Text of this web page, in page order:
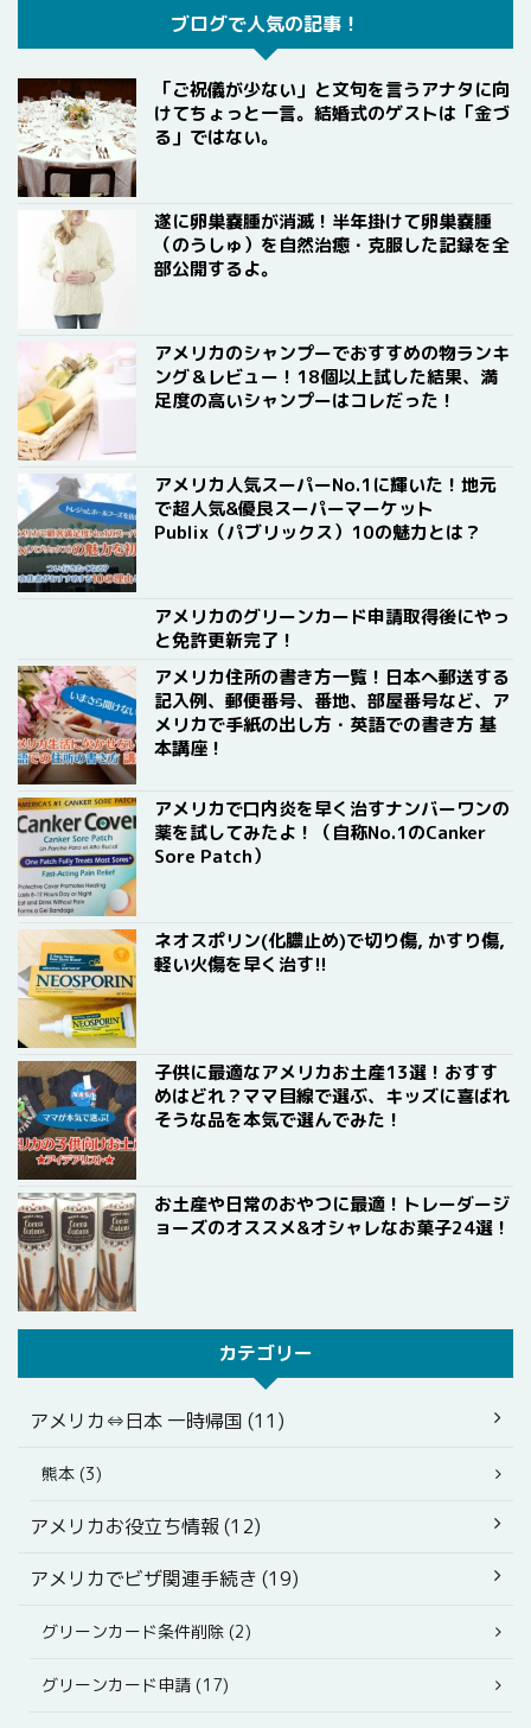
ブログで人気の記事！
「ご祝儀が少ない」と文句を言うアナタに向
けてちょっと一言。結婚式のゲストは「金づ
る」ではない。
遂に卵巣嚢腫が消滅！半年掛けて卵巣嚢腫
（のうしゅ）を自然治癒・克服した記録を全
部公開するよ。
アメリカのシャンプーでおすすめの物ランキ
ング＆レビュー！18個以上試した結果、満
足度の高いシャンプーはコレだった！
アメリカ人気スーパーNo.1に輝いた！地元
で超人気&優良スーパーマーケット
Publix（パブリックス）10の魅力とは？
アメリカのグリーンカード申請取得後にやっ
と免許更新完了！
アメリカ住所の書き方一覧！日本へ郵送する
記入例、郵便番号、番地、部屋番号など、ア
メリカで手紙の出し方・英語での書き方 基
本講座！
アメリカで口内炎を早く治すナンバーワンの
薬を試してみたよ！（自称No.1のCanker
Sore Patch）
ネオスポリン(化膿止め)で切り傷, かすり傷,
軽い火傷を早く治す!!
子供に最適なアメリカお土産13選！おすす
めはどれ？ママ目線で選ぶ、キッズに喜ばれ
そうな品を本気で選んでみた！
お土産や日常のおやつに最適！トレーダージ
ョーズのオススメ&オシャレなお菓子24選！
カテゴリー
アメリカ⇔日本 一時帰国 (11)
熊本 (3)
アメリカお役立ち情報 (12)
アメリカでビザ関連手続き (19)
グリーンカード条件削除 (2)
グリーンカード申請 (17)